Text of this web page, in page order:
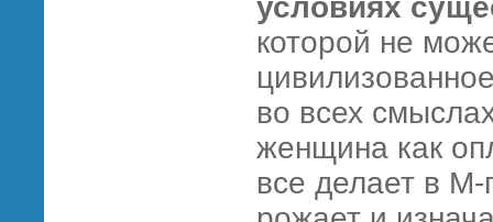
условиях
которой не
во всех
женщина как
все делает в